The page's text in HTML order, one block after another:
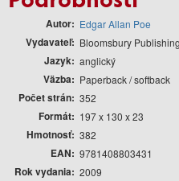
Autor Edgar Allan Poe
Vydavateľ Bloomsbury
Jazyk anglický
Väzba Paperback / softback
Počet strán 352
Formát 197 x 130 x 23
Hmotnosť 382
EAN 9781408803431
Rok vydania 2009